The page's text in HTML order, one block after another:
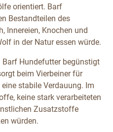
orientiert. Barf
Bestandteilen des
Innereien, Knochen und
in der Natur essen würde.
Hundefutter begünstigt
beim Vierbeiner für
stabile Verdauung. Im
keine stark verarbeiteten
Zusatzstoffe
würden.